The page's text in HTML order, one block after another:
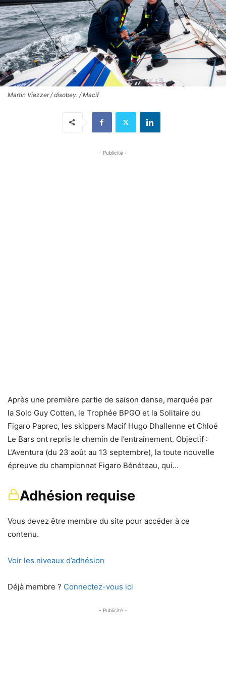
Martin Viezzer / disobey. / Macif
- Publicité -
Après une première partie de saison dense, marquée par
la Solo Guy Cotten, le Trophée BPGO et la Solitaire du
Figaro Paprec, les skippers Macif Hugo Dhallenne et Chloé
Le Bars ont repris le chemin de l’entraînement. Objectif :
L’Aventura (du 23 août au 13 septembre), la toute nouvelle
épreuve du championnat Figaro Bénéteau, qui…
Adhésion requise
Vous devez être membre du site pour accéder à ce
contenu.
Voir les niveaux d’adhésion
Déjà membre ? Connectez-vous ici
- Publicité -